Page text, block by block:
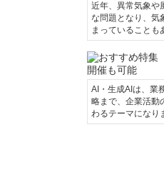
近年、異常気象や
な問題となり、気
まっていることも
AI・生成AIは、業
略まで、企業活動
わるテーマになり